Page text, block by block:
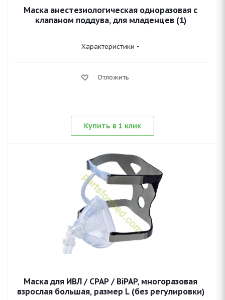
Маска анестезиологическая одноразовая с
клапаном поддува, для младенцев (1)
Характеристики
Отложить
Купить в 1 клик
Маска для ИВЛ / CPAP / BiPAP, многоразовая
взрослая большая, размер L (без регулировки)